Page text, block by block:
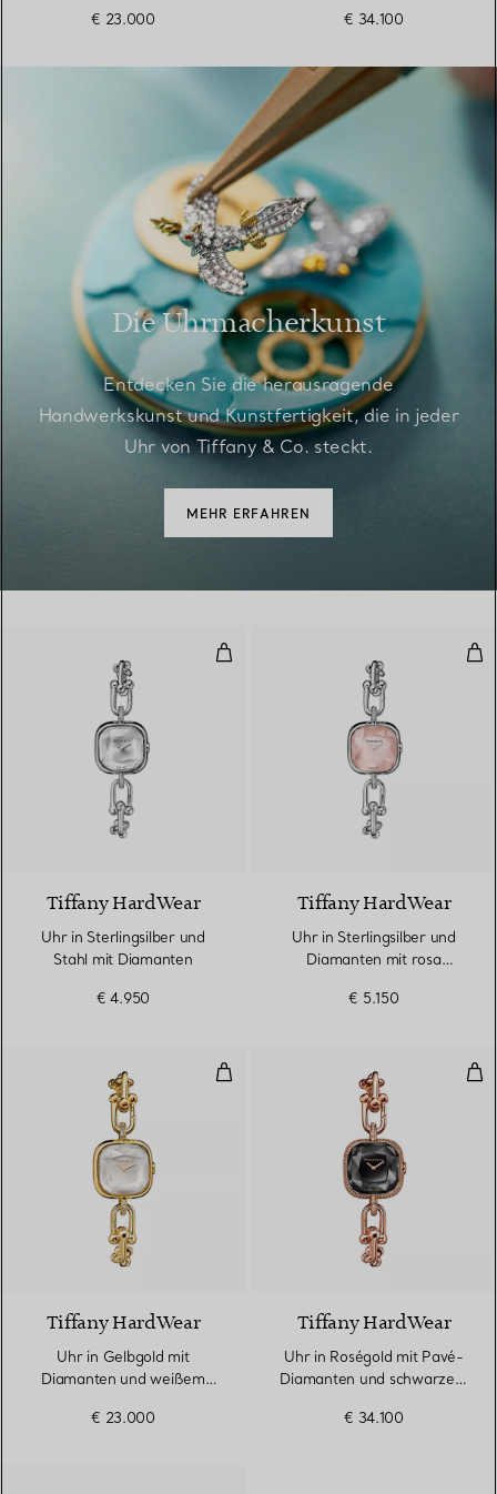
€ 23.000
€ 34.100
Die Uhrmacherkunst
Entdecken Sie die herausragende
Handwerkskunst und Kunstfertigkeit, die in jeder
Uhr von Tiffany & Co. steckt.
MEHR ERFAHREN
Uhr in Sterlingsilber und Stahl
4 Materialien
Tiffany HardWear
Uhr in Sterlingsilber und
Stahl mit Diamanten
€ 4.950
Tiffany HardWear
Uhr in Sterlingsilber und
Diamanten mit rosa
€ 5.150
Uhr in Gelbgold mit Diamanten
4 Materialien
Tiffany HardWear
Uhr in Gelbgold mit
Diamanten und weißem
€ 23.000
Tiffany HardWear
Uhr in Roségold mit Pavé-
Diamanten und schwarzem
€ 34.100